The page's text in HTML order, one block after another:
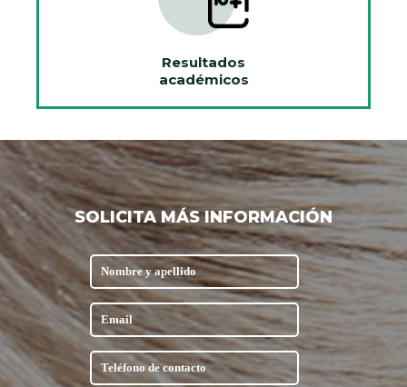
Resultados
académicos
SOLICITA MÁS INFORMACIÓN